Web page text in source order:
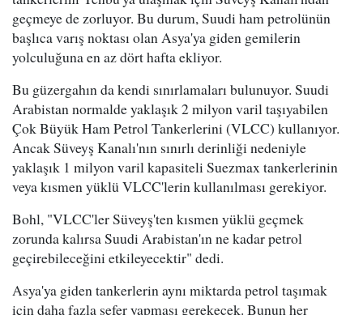
geçmeye de zorluyor. Bu durum, Suudi ham petrolünün
başlıca varış noktası olan Asya'ya giden gemilerin
yolculuğuna en az dört hafta ekliyor.
Bu güzergahın da kendi sınırlamaları bulunuyor. Suudi
Arabistan normalde yaklaşık 2 milyon varil taşıyabilen
Çok Büyük Ham Petrol Tankerlerini (VLCC) kullanıyor.
Ancak Süveyş Kanalı'nın sınırlı derinliği nedeniyle
yaklaşık 1 milyon varil kapasiteli Suezmax tankerlerinin
veya kısmen yüklü VLCC'lerin kullanılması gerekiyor.
Bohl, "VLCC'ler Süveyş'ten kısmen yüklü geçmek
zorunda kalırsa Suudi Arabistan'ın ne kadar petrol
geçirebileceğini etkileyecektir" dedi.
Asya'ya giden tankerlerin aynı miktarda petrol taşımak
için daha fazla sefer yapması gerekecek. Bunun her